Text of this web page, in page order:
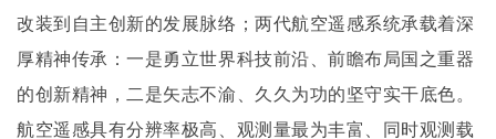
改装到自主创新的发展脉络；两代航空遥感系统承载着深
厚精神传承：一是勇立世界科技前沿、前瞻布局国之重器
的创新精神，二是矢志不渝、久久为功的坚守实干底色。
航空遥感具有分辨率极高、观测量最为丰富、同时观测载